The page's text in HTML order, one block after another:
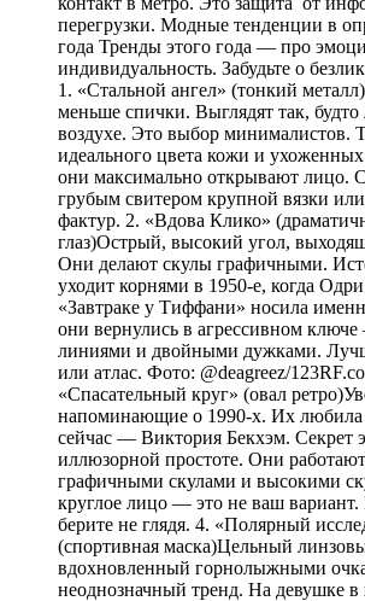
перегрузки. Модные тенденции в
года Тренды этого года — про
индивидуальность. Забудьте о
1. «Стальной ангел» (тонкий
меньше спички. Выглядят так, будто
воздухе. Это выбор минималистов.
идеального цвета кожи и
они максимально открывают лицо.
грубым свитером крупной вязки
фактур. 2. «Вдова Клико»
глаз)Острый, высокий угол,
Они делают скулы графичными.
уходит корнями в 1950-е, когда
«Завтраке у Тиффани» носила
они вернулись в агрессивном
линиями и двойными дужками.
или атлас. Фото: @deagreez/
«Спасательный круг» (овал
напоминающие о 1990-х. Их любила
сейчас — Виктория Бекхэм. Секрет
иллюзорной простоте. Они
графичными скулами и высокими
круглое лицо — это не ваш
берите не глядя. 4. «Полярный
(спортивная маска)Цельный
вдохновленный горнолыжными
неоднозначный тренд. На девушке